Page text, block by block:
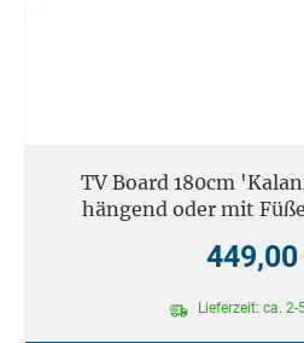
TV Board 180cm
hängend oder mit
Lieferzeit: ca. 2-